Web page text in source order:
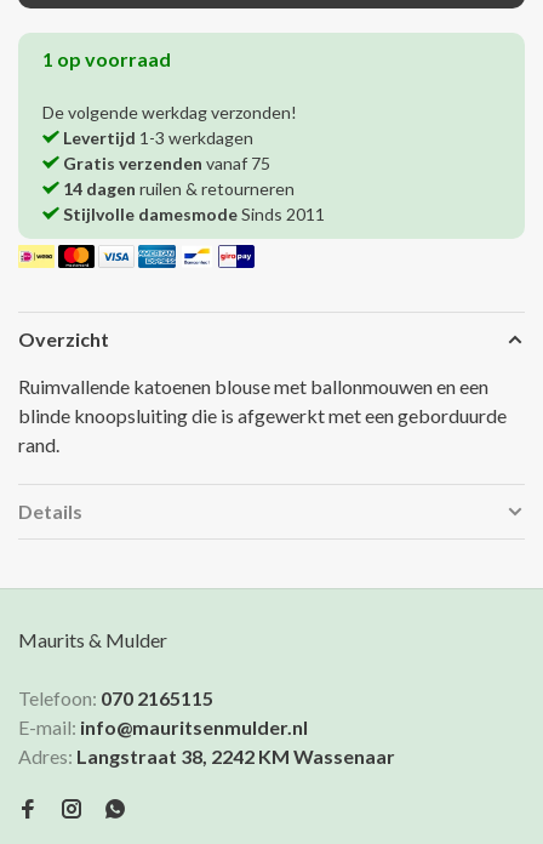
1 op voorraad
De volgende werkdag verzonden!
Levertijd 1-3 werkdagen
Gratis verzenden vanaf 75
14 dagen ruilen & retourneren
Stijlvolle damesmodeSinds 2011
Overzicht
Ruimvallende katoenen blouse met ballonmouwen en een
blinde knoopsluiting die is afgewerkt met een geborduurde
rand.
Details
Maurits & Mulder
Telefoon: 070 2165115
E-mail: info@mauritsenmulder.nl
Adres: Langstraat 38, 2242 KM Wassenaar